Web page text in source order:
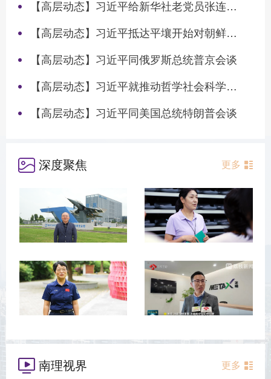
【高层动态】习近平给新华社老党员张连生回信强调 传承红色基因 在新征程上书写优异答卷
【高层动态】习近平抵达平壤开始对朝鲜进行国事访问
【高层动态】习近平同俄罗斯总统普京会谈
【高层动态】习近平就推动哲学社会科学高质量发展作出重要指示
【高层动态】习近平同美国总统特朗普会谈
深度聚焦 更多
南理视界 更多